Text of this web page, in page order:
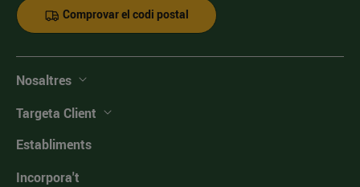
Comprovar el codi postal
Nosaltres
Targeta Client
Establiments
Incorpora't